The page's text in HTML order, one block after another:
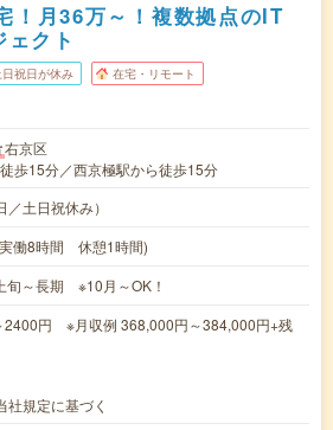
！月36万～！複数拠点のIT
クト
日祝日が休み 在宅・リモート
右京区
歩15分／西京極駅から徒歩15分
／土日祝休み）
働8時間 休憩1時間)
旬～長期 ※10月～OK！
2400円 ※月収例 368,000円～384,000円+残
規定に基づく